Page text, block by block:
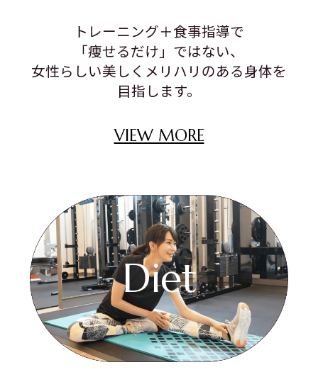
トレーニング＋食事指導で
「痩せるだけ」ではない、
女性らしい美しくメリハリのある身体を
目指します。
VIEW MORE
Diet